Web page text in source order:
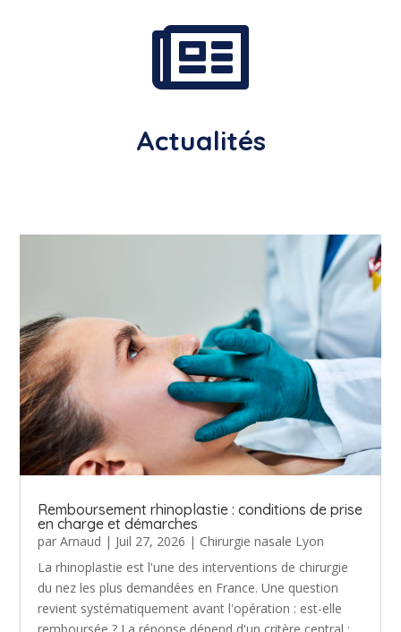

Actualités
Remboursement rhinoplastie : conditions de prise
en charge et démarches
parArnaud | Juil 27, 2026 | Chirurgie nasale Lyon
La rhinoplastie est l'une des interventions de chirurgie
du nez les plus demandées en France. Une question
revient systématiquement avant l'opération : est-elle